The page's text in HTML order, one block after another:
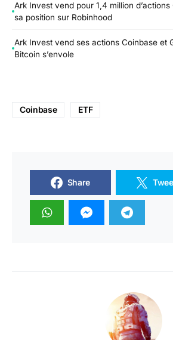
Ark Invest vend pour 1,4 million
sa position sur Robinhood
Ark Invest vend ses actions Coinbase et
Bitcoin s’envole
Coinbase ETF
Share